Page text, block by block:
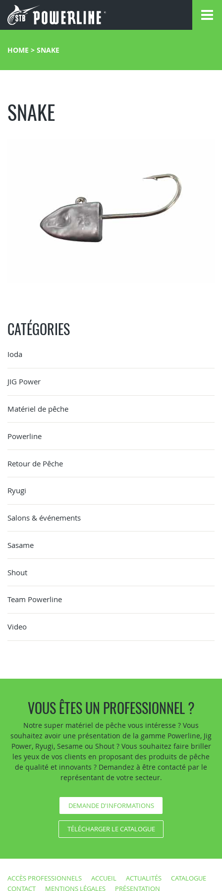
HOME > SNAKE
SNAKE
CATÉGORIES
Ioda
JIG Power
Matériel de pêche
Powerline
Retour de Pêche
Ryugi
Salons & événements
Sasame
Shout
Team Powerline
Video
VOUS ÊTES UN PROFESSIONNEL ?
Notre super matériel de pêche vous intéresse ? Vous
souhaitez avoir une présentation de la gamme Powerline, Jig
Power, Ryugi, Sesame ou Shout ? Vous souhaitez faire briller
les yeux de vos clients en proposant des produits de pêche
de qualité et innovants ? Demandez à être contacté par le
représentant de votre secteur.
DEMANDE D'INFORMATIONS
TÉLÉCHARGER LE CATALOGUE
ACCÈS PROFESSIONNELS ACCUEIL ACTUALITÉS
CATALOGUE
CONTACT
MENTIONS LÉGALES PRÉSENTATION